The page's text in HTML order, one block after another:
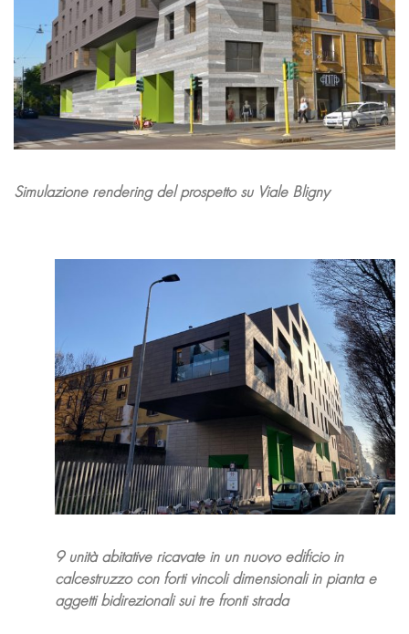
Simulazione rendering del prospetto su Viale Bligny
9 unità abitative ricavate in un nuovo edificio in
calcestruzzo con forti vincoli dimensionali in pianta e
aggetti bidirezionali sui tre fronti strada